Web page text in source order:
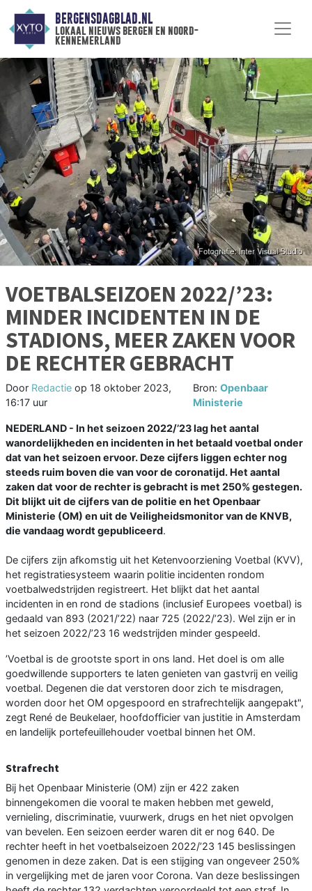
BERGENSDAGBLAD.NL
lokaal nieuws bergen en noord-
kennemerland
VOETBALSEIZOEN 2022/’23:
MINDER INCIDENTEN IN DE
STADIONS, MEER ZAKEN VOOR
DE RECHTER GEBRACHT
Door Redactie op 18 oktober 2023,
16:17 uur
Bron: Openbaar
Ministerie
NEDERLAND - In het seizoen 2022/’23 lag het aantal
wanordelijkheden en incidenten in het betaald voetbal onder
dat van het seizoen ervoor. Deze cijfers liggen echter nog
steeds ruim boven die van voor de coronatijd. Het aantal
zaken dat voor de rechter is gebracht is met 250% gestegen.
Dit blijkt uit de cijfers van de politie en het Openbaar
Ministerie (OM) en uit de Veiligheidsmonitor van de KNVB,
die vandaag wordt gepubliceerd.
De cijfers zijn afkomstig uit het Ketenvoorziening Voetbal (KVV),
het registratiesysteem waarin politie incidenten rondom
voetbalwedstrijden registreert. Het blijkt dat het aantal
incidenten in en rond de stadions (inclusief Europees voetbal) is
gedaald van 893 (2021/’22) naar 725 (2022/’23). Wel zijn er in
het seizoen 2022/’23 16 wedstrijden minder gespeeld.
’Voetbal is de grootste sport in ons land. Het doel is om alle
goedwillende supporters te laten genieten van gastvrij en veilig
voetbal. Degenen die dat verstoren door zich te misdragen,
worden door het OM opgespoord en strafrechtelijk aangepakt",
zegt René de Beukelaer, hoofdofficier van justitie in Amsterdam
en landelijk portefeuillehouder voetbal binnen het OM.
Strafrecht
Bij het Openbaar Ministerie (OM) zijn er 422 zaken
binnengekomen die vooral te maken hebben met geweld,
vernieling, discriminatie, vuurwerk, drugs en het niet opvolgen
van bevelen. Een seizoen eerder waren dit er nog 640. De
rechter heeft in het voetbalseizoen 2022/’23 145 beslissingen
genomen in deze zaken. Dat is een stijging van ongeveer 250%
in vergelijking met de jaren voor Corona. Van deze beslissingen